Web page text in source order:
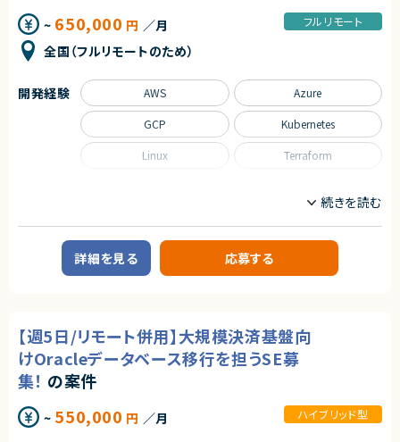
■業務内容
・データ保持方式の検討、設計および技術検証
・大量データ移行に向けたプロトタイプ作成
・稼働後の差分データ取り込み処理の設計・実装
・データ保持方式に応じたデータベース構築
・本番インフラ環境の構築
・データ移行リハーサルの実施
・性能・負荷テストの計画および実施
・UAT（ユーザー受入テスト）環境へのデータ移行
・要件整理
■その他補足
・9月開始予定
・フルリモート／フルフレックス
・参画初期のみ出社の可能性あり
求めるスキル
■必須スキル
~ 650,000 円 ／月
全国（フルリモートのため）
フルリモート
情シス/社内SE/セキュリティエンジニア
■業務内容
ータ管理
・オンプレミス環境（vSphere／KVM）での仮想マシン構築・管理
・インフラ障害発生時の切り分けおよび改善対応
・Okta、AWS Client VPNのアカウント管理および運用
・Terraformを用いたIaC化推進および運用自動化
・運用課題の抽出、改善提案、標準化推進
開発経験 AWS Azure
GCP Kubernetes
Linux Terraform
詳細を見る 応募する
【週5日/リモート併用】大規模決済基盤向
けOracleデータベース移行を担うSE募
集！ の案件
~ 550,000 円 ／月 ハイブリッド型